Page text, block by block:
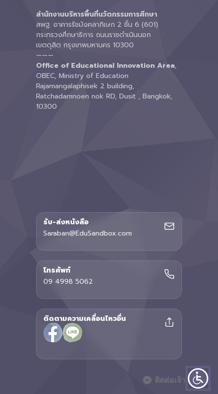
สำนักงานบริหารพื้นที่นวัตกรรมการศึกษา
สพฐ. อาคารรัชมังคลาภิเษก 2 ชั้น 6 (601)
กระทรวงศึกษาธิการ ถนนราชดำเนินนอก
เขตดุสิต กรุงเทพมหานคร 10300
———
Office of Educational Innovation Area,
OBEC, Ministry of Education
Rajamangalaphisek 2 building,
Ratchadamnoen nok RD, Dusit , Bangkok,
10300
รับ-ส่งหนังสือ
Saraban@EduSandbox.com
โทรศัพท์
09 4998 5062
ติดตามความเคลื่อนไหวอื่น
ติดต่อเจ้าหน้าที่